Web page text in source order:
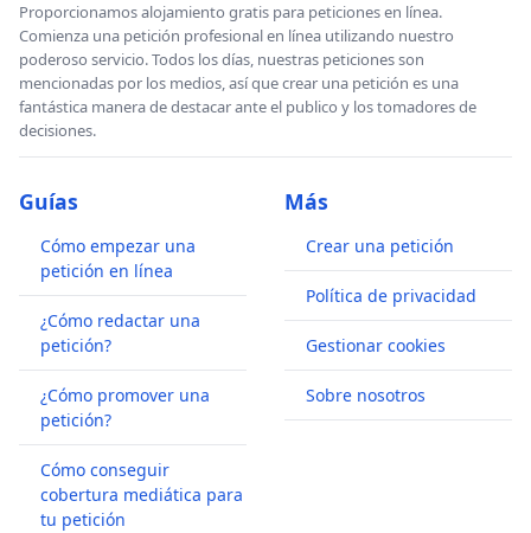
Proporcionamos alojamiento gratis para peticiones en línea.
Comienza una petición profesional en línea utilizando nuestro
poderoso servicio. Todos los días, nuestras peticiones son
mencionadas por los medios, así que crear una petición es una
fantástica manera de destacar ante el publico y los tomadores de
decisiones.
Guías
Cómo empezar una
petición en línea
¿Cómo redactar una
petición?
¿Cómo promover una
petición?
Cómo conseguir
cobertura mediática para
tu petición
Más
Crear una petición
Política de privacidad
Gestionar cookies
Sobre nosotros